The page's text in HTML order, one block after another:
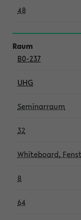
48
B0-237
UHG
Seminarraum
32
Whiteboard,
8
64